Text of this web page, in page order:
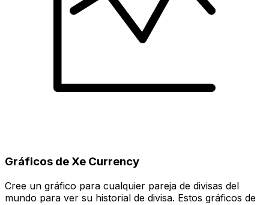
Gráficos de Xe Currency
Cree un gráfico para cualquier pareja de divisas del
mundo para ver su historial de divisa. Estos gráficos de